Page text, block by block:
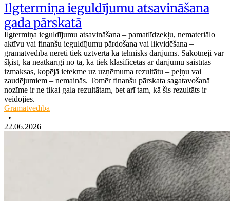
Ilgtermiņa ieguldījumu atsavināšana
gada pārskatā
Ilgtermiņa ieguldījumu atsavināšana – pamatlīdzekļu, nemateriālo
aktīvu vai finanšu ieguldījumu pārdošana vai likvidēšana –
grāmatvedībā nereti tiek uztverta kā tehnisks darījums. Sākotnēji var
šķist, ka neatkarīgi no tā, kā tiek klasificētas ar darījumu saistītās
izmaksas, kopējā ietekme uz uzņēmuma rezultātu – peļņu vai
zaudējumiem – nemainās. Tomēr finanšu pārskata sagatavošanā
nozīme ir ne tikai gala rezultātam, bet arī tam, kā šis rezultāts ir
veidojies.
Grāmatvedība
•
22.06.2026